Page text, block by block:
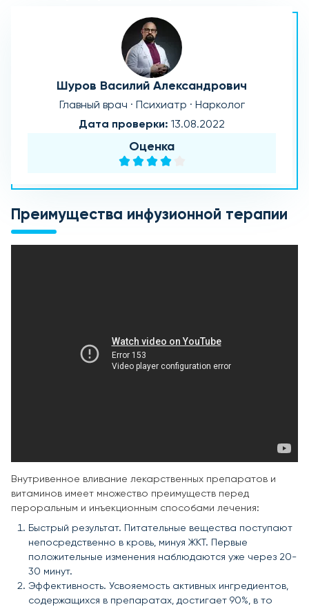
Шуров Василий Александрович
Главный врач · Психиатр · Нарколог
Дата проверки: 13.08.2022
Оценка
Преимущества инфузионной терапии
Внутривенное вливание лекарственных препаратов и
витаминов имеет множество преимуществ перед
пероральным и инъекционным способами лечения:
Быстрый результат. Питательные вещества поступают
непосредственно в кровь, минуя ЖКТ. Первые
положительные изменения наблюдаются уже через 20-
30 минут.
Эффективность. Усвояемость активных ингредиентов,
содержащихся в препаратах, достигает 90%, в то